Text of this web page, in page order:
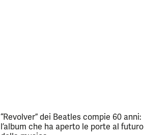
“Revolver” dei Beatles compie 60 anni:
l’album che ha aperto le porte al futuro